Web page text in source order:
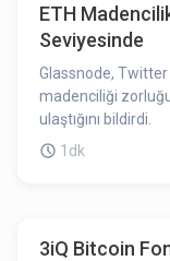
ETH
Seviyesinde
Glassnode, Twitter
madenciliği
ulaştığını bildirdi.
1dk
3iQ Bitcoin